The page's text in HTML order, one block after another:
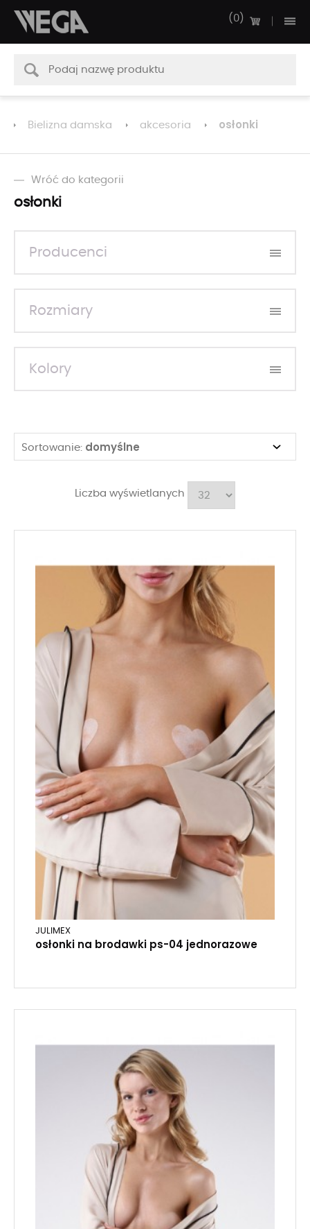
0
Bielizna damska akcesoria osłonki
Wróć do kategorii
osłonki
Producenci
Rozmiary
Kolory
Sortowanie: domyślne
Liczba wyświetlanych
JULIMEX
osłonki na brodawki ps-04 jednorazowe